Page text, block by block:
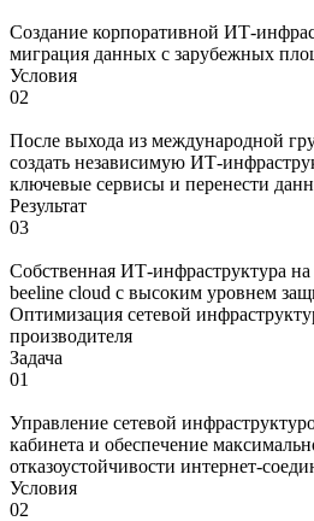
Создание корпоративной ИТ-
миграция данных с зарубежных
Условия
02
После выхода из международной
создать независимую ИТ-
ключевые сервисы и перенести
Результат
03
Собственная ИТ-инфраструктура на
beeline cloud с высоким уровнем
Оптимизация сетевой
производителя
Задача
01
Управление сетевой
кабинета и обеспечение
отказоустойчивости интернет-
Условия
02